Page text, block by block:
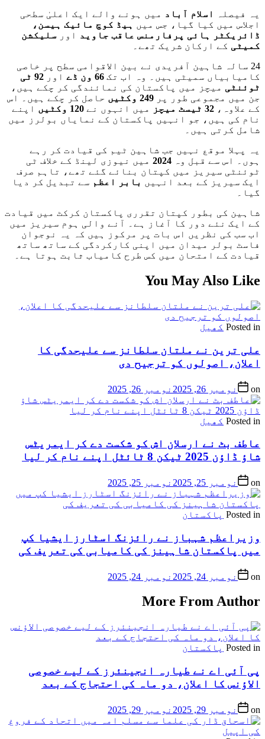
یہ فیصلہ
اسلام آباد میں ہونے والے ایک اعلیٰ سطحی
اجلاس میں کیا گیا، جس میں ہیڈ کوچ مائیک ہیسن،
ڈائریکٹر ہائی پرفارمنس عاقب جاوید اور سلیکشن
کمیٹی کے ارکان شریک تھے۔
24 سالہ شاہین آفریدی نے بین الاقوامی سطح پر خاصی
کامیابیاں سمیٹی ہیں۔ وہ اب تک 66 ون ڈے اور
92 ٹی
ٹوئنٹی میچز میں پاکستان کی نمائندگی کر چکے ہیں،
جن میں مجموعی طور پر 249 وکٹیں
حاصل کر چکے ہیں۔ اس
کے علاوہ، 32 ٹیسٹ میچز میں انہوں نے 120 وکٹیں
اپنے
نام کی ہیں، جو انہیں پاکستان کے نمایاں بولرز میں
شامل کرتی ہیں۔
یہ پہلا موقع نہیں جب شاہین ٹیم کی قیادت کر رہے
ہوں۔ اس سے قبل وہ 2024 میں نیوزی لینڈ کے خلاف ٹی
ٹوئنٹی سیریز میں کپتان بنائے گئے تھے، تاہم صرف
ایک سیریز کے بعد انہیں بابر اعظم سے تبدیل کر دیا
گیا۔
شاہین کی بطور کپتان تقرری پاکستان کرکٹ میں قیادت
کے ایک نئے دور کا آغاز ہے۔ آنے والی ہوم سیریز میں
اب سب کی نظریں اس بات پر مرکوز ہیں کہ یہ نوجوان
فاسٹ بولر میدان میں اپنی کارکردگی کے ساتھ ساتھ
قیادت کے امتحان میں کس طرح کامیاب ثابت ہوتا ہے۔
You May Also Like
Posted in کھیل
علی ترین نے ملتان سلطانز سے علیحدگی کا
اعلان، اصولوں کو ترجیح دی
on نومبر 26, 2025 نومبر 26, 2025
Posted in کھیل
عاطف بٹ نے ارسلان اش کو شکست دے کر ایمریٹس
شاؤ ڈاؤن 2025 ٹیکن 8 ٹائٹل اپنے نام کر لیا
on نومبر 25, 2025 نومبر 25, 2025
Posted in پاکستان
وزیراعظم شہباز نے رائزنگ اسٹارز ایشیا کپ
میں پاکستان شاہینز کی کامیابی کی تعریف کی
on نومبر 24, 2025 نومبر 24, 2025
More From Author
Posted in پاکستان
پی آئی اے نے طیارہ انجینئرز کے لیے خصوصی
الاؤنس کا اعلان، دو ماہ کی احتجاج کے بعد
on نومبر 29, 2025 نومبر 29, 2025